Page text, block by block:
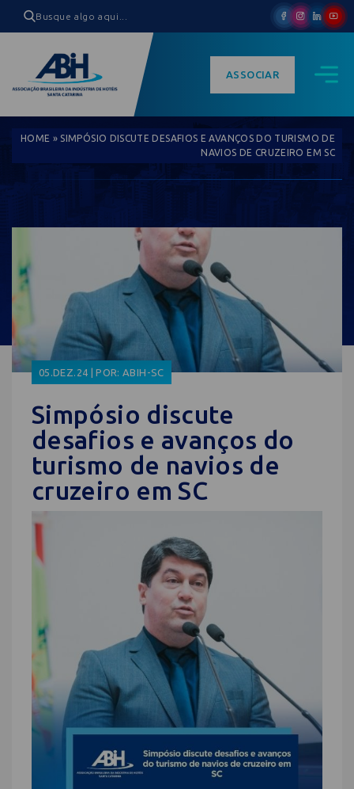
ASSOCIAR
HOME » SIMPÓSIO DISCUTE DESAFIOS E AVANÇOS DO TURISMO DE
NAVIOS DE CRUZEIRO EM SC
05.DEZ.24 | POR: ABIH-SC
Simpósio discute
desafios e avanços do
turismo de navios de
cruzeiro em SC